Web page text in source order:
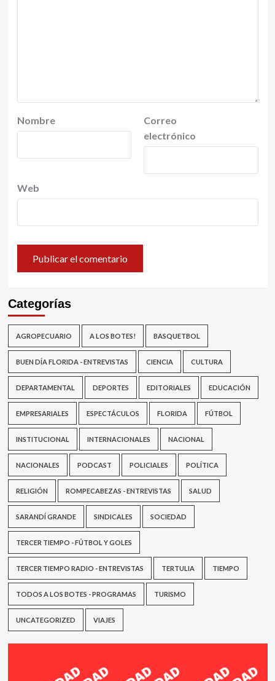
Nombre
Correo
electrónico
Web
Categorías
AGROPECUARIO A LOS BOTES! BASQUETBOL
BUEN DÍA FLORIDA - ENTREVISTAS CIENCIA CULTURA
DEPARTAMENTAL DEPORTES EDITORIALES EDUCACIÓN
EMPRESARIALES ESPECTÁCULOS FLORIDA FÚTBOL
INSTITUCIONAL INTERNACIONALES NACIONAL
NACIONALES PODCAST POLICIALES POLÍTICA
RELIGIÓN ROMPECABEZAS - ENTREVISTAS SALUD
SARANDÍ GRANDE SINDICALES SOCIEDAD
TERCER TIEMPO - FÚTBOL Y GOLES
TERCER TIEMPO RADIO - ENTREVISTAS TERTULIA TIEMPO
TODOS A LOS BOTES - PROGRAMAS TURISMO
UNCATEGORIZED VIAJES